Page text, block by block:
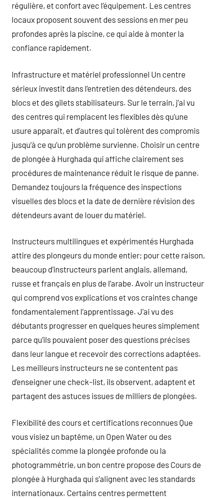
régulière, et confort avec l’équipement. Les centres
locaux proposent souvent des sessions en mer peu
profondes après la piscine, ce qui aide à monter la
confiance rapidement.
Infrastructure et matériel professionnel Un centre
sérieux investit dans l’entretien des détendeurs, des
blocs et des gilets stabilisateurs. Sur le terrain, j’ai vu
des centres qui remplacent les flexibles dès qu’une
usure apparaît, et d’autres qui tolèrent des compromis
jusqu’à ce qu’un problème survienne. Choisir un centre
de plongée à Hurghada qui affiche clairement ses
procédures de maintenance réduit le risque de panne.
Demandez toujours la fréquence des inspections
visuelles des blocs et la date de dernière révision des
détendeurs avant de louer du matériel.
Instructeurs multilingues et expérimentés Hurghada
attire des plongeurs du monde entier; pour cette raison,
beaucoup d’instructeurs parlent anglais, allemand,
russe et français en plus de l’arabe. Avoir un instructeur
qui comprend vos explications et vos craintes change
fondamentalement l’apprentissage. J’ai vu des
débutants progresser en quelques heures simplement
parce qu’ils pouvaient poser des questions précises
dans leur langue et recevoir des corrections adaptées.
Les meilleurs instructeurs ne se contentent pas
d’enseigner une check-list, ils observent, adaptent et
partagent des astuces issues de milliers de plongées.
Flexibilité des cours et certifications reconnues Que
vous visiez un baptême, un Open Water ou des
spécialités comme la plongée profonde ou la
photogrammétrie, un bon centre propose des Cours de
plongée à Hurghada qui s’alignent avec les standards
internationaux. Certains centres permettent